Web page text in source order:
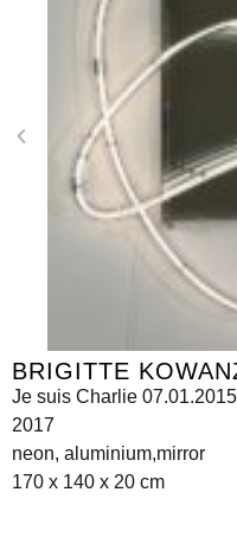
BRIGITTE
Je suis Charlie 07.01.2015
2017
neon, aluminium,mirror
170 x 140 x 20 cm